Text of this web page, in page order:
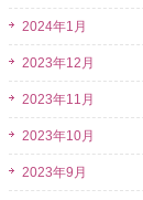
2024年1月
2023年12月
2023年11月
2023年10月
2023年9月